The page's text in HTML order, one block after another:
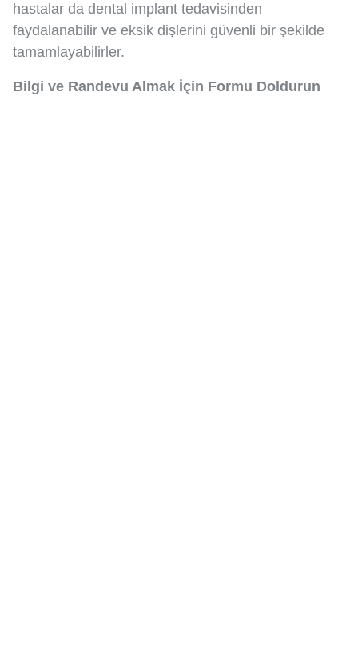
hastalar da dental implant tedavisinden
faydalanabilir ve eksik dişlerini güvenli bir şekilde
tamamlayabilirler.
Bilgi ve Randevu Almak İçin Formu Doldurun